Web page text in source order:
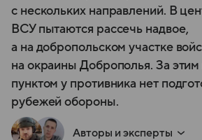
с нескольких направлений. В
ВСУ пытаются рассечь надвое,
а на добропольском участке
на окраины Доброполья. За
пунктом у противника нет
рубежей обороны.
Авторы и эксперты